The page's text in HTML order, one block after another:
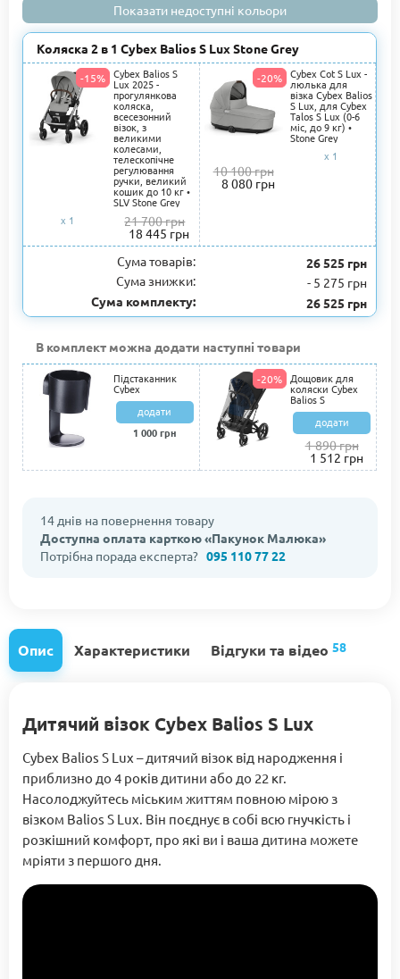
Показати недоступні кольори
Коляска 2 в 1 Cybex Balios S Lux Stone Grey
-15% Cybex Balios S
Lux 2025 -
прогулянкова
коляска,
всесезонний
візок, з
великими
колесами,
телескопічне
регулювання
ручки, великий
кошик до 10 кг •
SLV Stone Grey
x 1
21 700 грн
18 445 грн
-20% Cybex Cot S Lux -
люлька для
візка Cybex Balios
S Lux, для Cybex
Talos S Lux (0-6
міс, до 9 кг) •
Stone Grey
x 1
10 100 грн
8 080 грн
Сума товарів:
26 525 грн
Сума знижки:
- 5 275 грн
Сума комплекту:
26 525 грн
В комплект можна додати наступні товари
Підстаканник
Cybex
додати
1 000 грн
-20% Дощовик для
коляски Cybex
Balios S
додати
1 890 грн
1 512 грн
14 днів на повернення товару
Доступна оплата карткою «Пакунок Малюка»
Потрібна порада експерта? 095 110 77 22
Опис Характеристики Відгуки та відео 58
Дитячий візок Cybex Balios S Lux
Cybex Balios S Lux – дитячий візок від народження і
приблизно до 4 років дитини або до 22 кг.
Насолоджуйтесь міським життям повною мірою з
візком Balios S Lux. Він поєднує в собі всю гнучкість і
розкішний комфорт, про які ви і ваша дитина можете
мріяти з першого дня.